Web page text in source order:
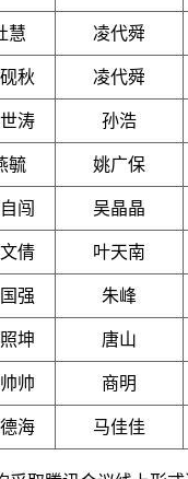
慧 凌代舜
秋 凌代舜
涛 孙浩
毓 姚广保
闯 吴晶晶
倩 叶天南
强 朱峰
坤 唐山
帅 商明
海 马佳佳